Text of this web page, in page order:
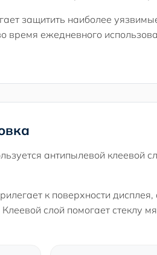
защитить наиболее
время ежедневного
антипылевой клеевой
к поверхности
слой помогает стеклу